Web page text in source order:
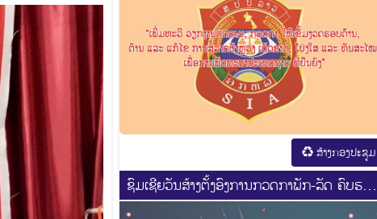
ສ້າງກອງປະຊູມ
ຊົມເຊີຍວັນສ້າງຕັ້ງອົງການກວດກາພັກ-ລັດ ຄົບຮອ
44 ປີ